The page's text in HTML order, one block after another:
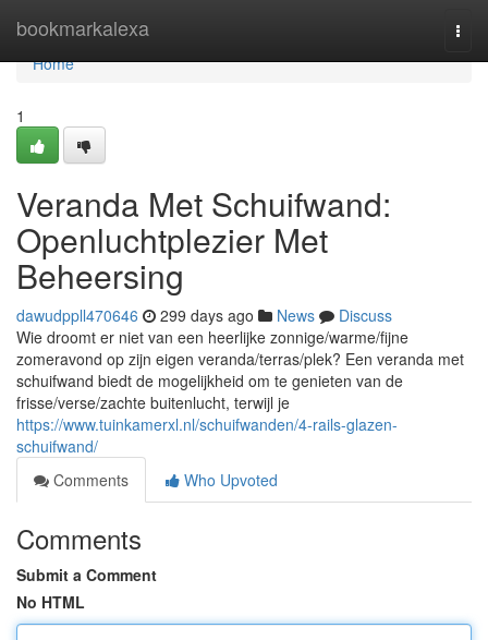
bookmarkalexa
Home
Home
1
Veranda Met Schuifwand:
Openluchtplezier Met
Beheersing
dawudppll470646 299 days ago News
Discuss
Wie droomt er niet van een heerlijke zonnige/warme/fijne
zomeravond op zijn eigen veranda/terras/plek? Een veranda met
schuifwand biedt de mogelijkheid om te genieten van de
frisse/verse/zachte buitenlucht, terwijl je
https://www.tuinkamerxl.nl/schuifwanden/4-rails-glazen-
schuifwand/
Comments
Who Upvoted
Comments
Submit a Comment
No HTML